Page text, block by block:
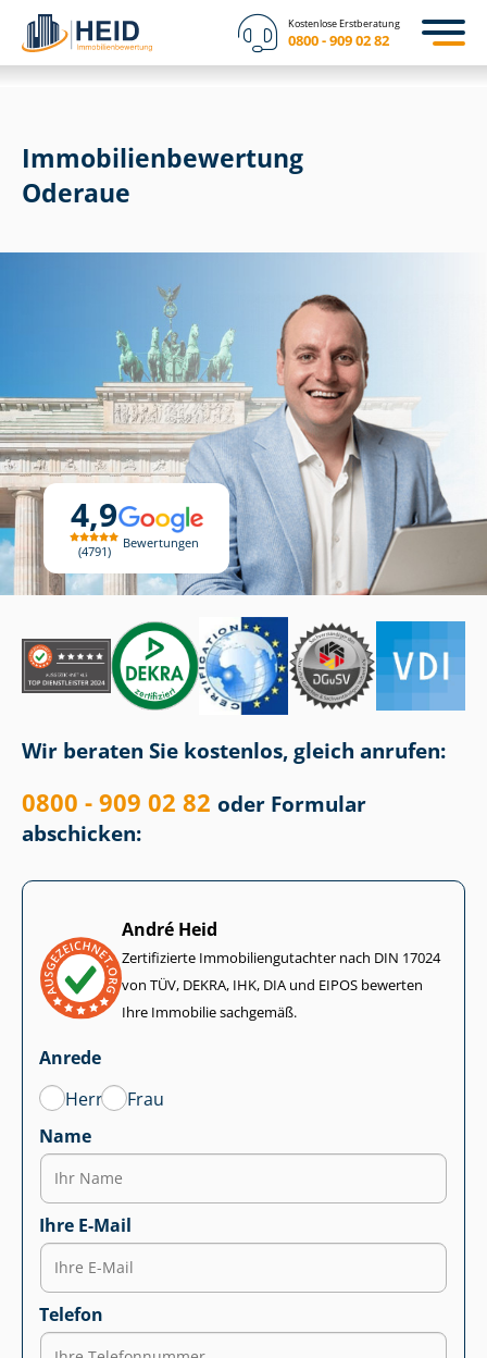
Kostenlose Erstberatung
0800 - 909 02 82
4,9
4791
Bewertungen
Immobilien­bewertung
Oderaue
Wir beraten Sie kostenlos, gleich anrufen:
0800 - 909 02 82 oder Formular
abschicken:
André Heid
Zertifizierte Im­mo­bi­li­en­gut­ach­ter nach DIN 17024
von TÜV, DEKRA, IHK, DIA und EIPOS bewerten
Ihre Immobilie sachgemäß.
Anrede
Herr
Frau
Name
Ihre E-Mail
Telefon